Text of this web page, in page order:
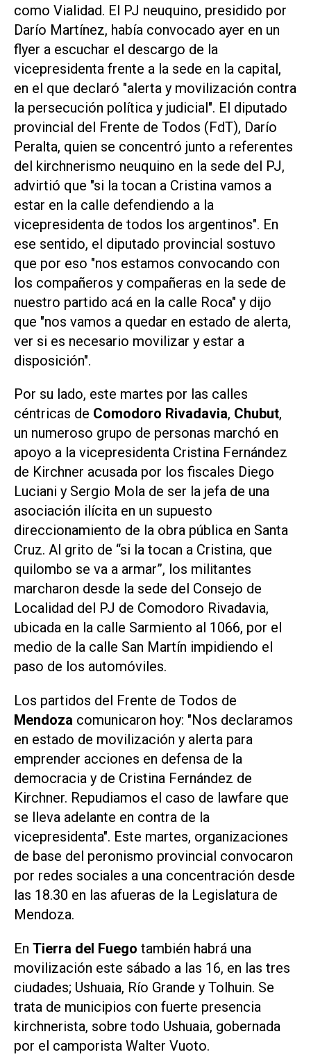
como Vialidad. El PJ neuquino, presidido por
Darío Martínez, había convocado ayer en un
flyer a escuchar el descargo de la
vicepresidenta frente a la sede en la capital,
en el que declaró "alerta y movilización contra
la persecución política y judicial". El diputado
provincial del Frente de Todos (FdT), Darío
Peralta, quien se concentró junto a referentes
del kirchnerismo neuquino en la sede del PJ,
advirtió que "si la tocan a Cristina vamos a
estar en la calle defendiendo a la
vicepresidenta de todos los argentinos". En
ese sentido, el diputado provincial sostuvo
que por eso "nos estamos convocando con
los compañeros y compañeras en la sede de
nuestro partido acá en la calle Roca" y dijo
que "nos vamos a quedar en estado de alerta,
ver si es necesario movilizar y estar a
disposición".
Por su lado, este martes por las calles
céntricas de Comodoro Rivadavia, Chubut,
un numeroso grupo de personas marchó en
apoyo a la vicepresidenta Cristina Fernández
de Kirchner acusada por los fiscales Diego
Luciani y Sergio Mola de ser la jefa de una
asociación ilícita en un supuesto
direccionamiento de la obra pública en Santa
Cruz. Al grito de “si la tocan a Cristina, que
quilombo se va a armar”, los militantes
marcharon desde la sede del Consejo de
Localidad del PJ de Comodoro Rivadavia,
ubicada en la calle Sarmiento al 1066, por el
medio de la calle San Martín impidiendo el
paso de los automóviles.
Los partidos del Frente de Todos de
Mendoza comunicaron hoy: "Nos declaramos
en estado de movilización y alerta para
emprender acciones en defensa de la
democracia y de Cristina Fernández de
Kirchner. Repudiamos el caso de lawfare que
se lleva adelante en contra de la
vicepresidenta". Este martes, organizaciones
de base del peronismo provincial convocaron
por redes sociales a una concentración desde
las 18.30 en las afueras de la Legislatura de
Mendoza.
En Tierra del Fuego también habrá una
movilización este sábado a las 16, en las tres
ciudades; Ushuaia, Río Grande y Tolhuin. Se
trata de municipios con fuerte presencia
kirchnerista, sobre todo Ushuaia, gobernada
por el camporista Walter Vuoto.